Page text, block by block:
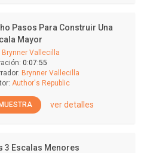
Pasos Para Construir Una
Mayor
Brynner Vallecilla
0:07:55
Brynner Vallecilla
Author's Republic
ver detalles
3 Escalas Menores